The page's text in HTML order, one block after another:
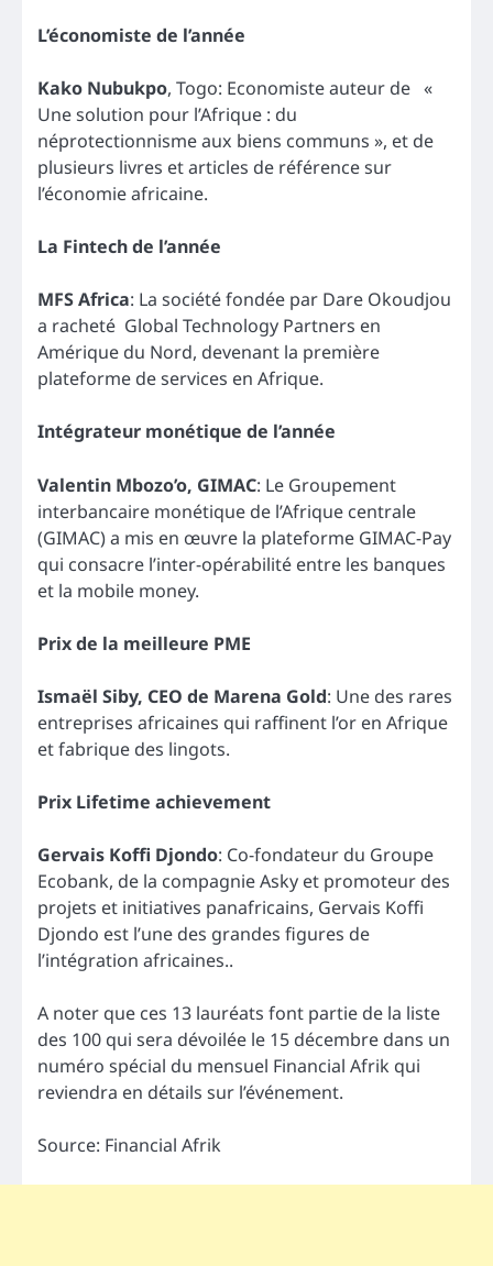
L’économiste de l’année
Kako Nubukpo, Togo: Economiste auteur de «
Une solution pour l’Afrique : du
néprotectionnisme aux biens communs », et de
plusieurs livres et articles de référence sur
l’économie africaine.
La Fintech de l’année
MFS Africa: La société fondée par Dare Okoudjou
a racheté Global Technology Partners en
Amérique du Nord, devenant la première
plateforme de services en Afrique.
Intégrateur monétique de l’année
Valentin Mbozo’o, GIMAC: Le Groupement
interbancaire monétique de l’Afrique centrale
(GIMAC) a mis en œuvre la plateforme GIMAC-Pay
qui consacre l’inter-opérabilité entre les banques
et la mobile money.
Prix de la meilleure PME
Ismaël Siby, CEO de Marena Gold: Une des rares
entreprises africaines qui raffinent l’or en Afrique
et fabrique des lingots.
Prix Lifetime achievement
Gervais Koffi Djondo: Co-fondateur du Groupe
Ecobank, de la compagnie Asky et promoteur des
projets et initiatives panafricains, Gervais Koffi
Djondo est l’une des grandes figures de
l’intégration africaines..
A noter que ces 13 lauréats font partie de la liste
des 100 qui sera dévoilée le 15 décembre dans un
numéro spécial du mensuel Financial Afrik qui
reviendra en détails sur l’événement.
Source: Financial Afrik